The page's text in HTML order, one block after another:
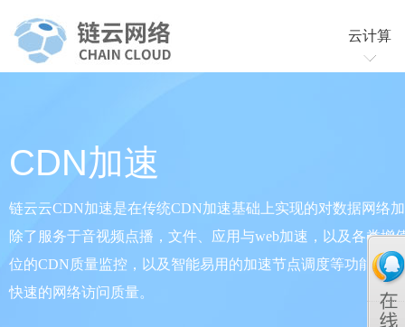
云计算
CDN加速
链云云CDN加速是在传统CDN加速基础上实现的对数据网络
除了服务于音视频点播，文件、应用与web加速，以及各类增
位的CDN质量监控，以及智能易用的加速节点调度等功能，
快速的网络访问质量。